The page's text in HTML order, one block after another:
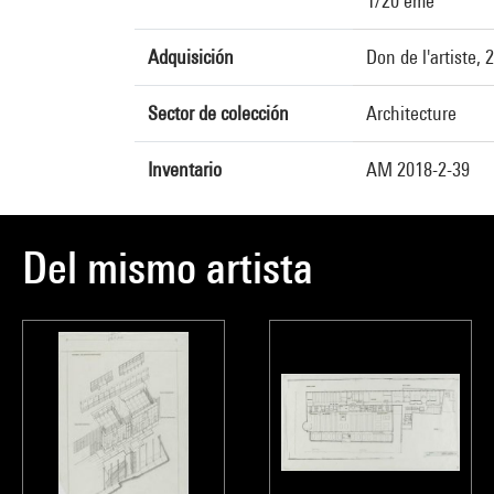
Adquisición Don de l'artiste,
Sector de colección Architecture
Inventario AM 2018-2-39
Del mismo artista